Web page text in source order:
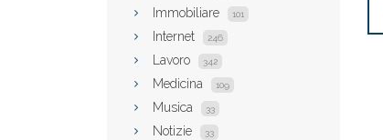
Immobiliare 101
Internet 246
Lavoro 342
Medicina 109
Musica 33
Notizie 33